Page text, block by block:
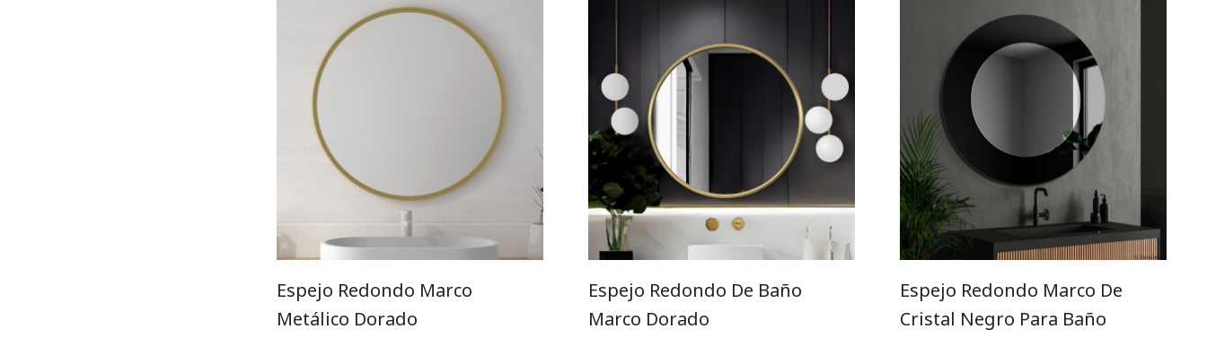
Espejo Redondo Marco
Metálico Dorado
Espejo Redondo De Baño
Marco Dorado
Espejo Redondo Marco De
Cristal Negro Para Baño